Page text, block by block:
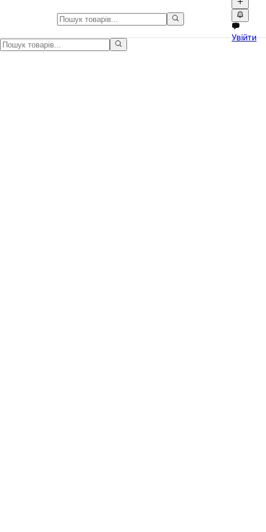
Стильні темні шорти, які
М’який денім + трендові потертості + акуратний підкат =
Увійти